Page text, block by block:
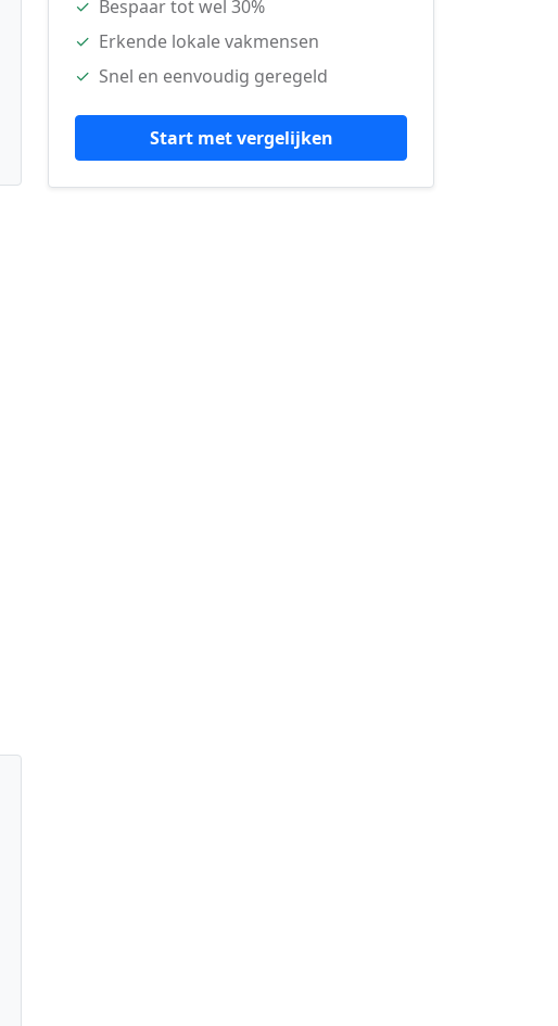
✓ Bespaar tot wel 30%
✓ Erkende lokale vakmensen
✓ Snel en eenvoudig geregeld
Start met vergelijken